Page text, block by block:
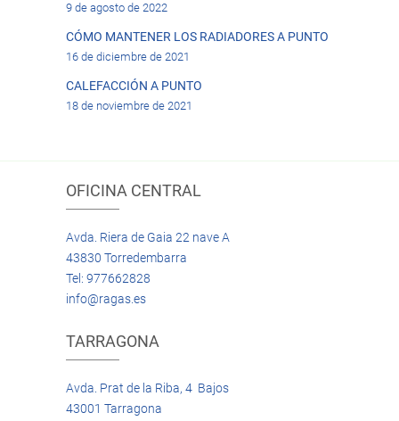
9 de agosto de 2022
CÓMO MANTENER LOS RADIADORES A PUNTO
16 de diciembre de 2021
CALEFACCIÓN A PUNTO
18 de noviembre de 2021
OFICINA CENTRAL
Avda. Riera de Gaia 22 nave A
43830 Torredembarra
Tel: 977662828
info@ragas.es
TARRAGONA
Avda. Prat de la Riba, 4 Bajos
43001 Tarragona